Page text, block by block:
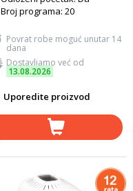
Broj programa: 20
Povrat robe moguć unutar 14
dana
Dostavljamo već od
13.08.2026
Uporedite proizvod